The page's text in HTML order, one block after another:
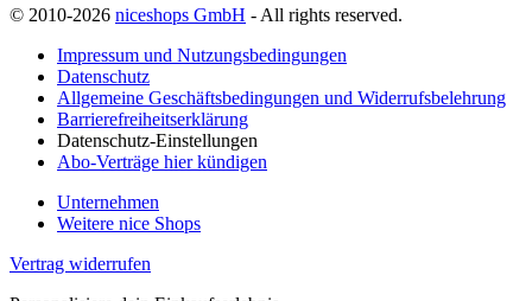
© 2010-2026 niceshops GmbH - All rights reserved.
Impressum und Nutzungsbedingungen
Datenschutz
Allgemeine Geschäftsbedingungen und Widerrufsbelehrung
Barrierefreiheitserklärung
Datenschutz-Einstellungen
Abo-Verträge hier kündigen
Unternehmen
Weitere nice Shops
Vertrag widerrufen